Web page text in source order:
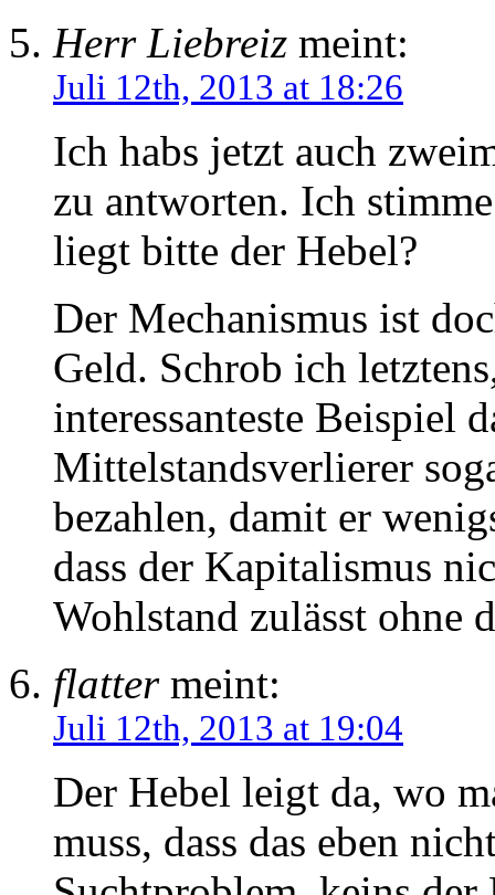
Herr Liebreiz meint:
Juli 12th, 2013 at 18:26
Ich habs jetzt auch
zu antworten. Ich
liegt bitte der Hebel?
Der Mechanismus ist
Geld. Schrob ich
interessanteste Beispiel
Mittelstandsverlierer
bezahlen, damit er
dass der Kapitalismus
Wohlstand zulässt ohne
flattermeint:
Juli 12th, 2013 at 19:04
Der Hebel leigt da, wo
muss, dass das eben